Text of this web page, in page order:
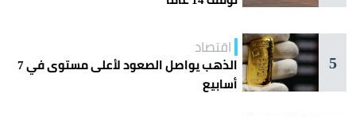
5
اقتصاد
الذهب يواصل الصعود لأعلى مستوى في 7
أسابيع